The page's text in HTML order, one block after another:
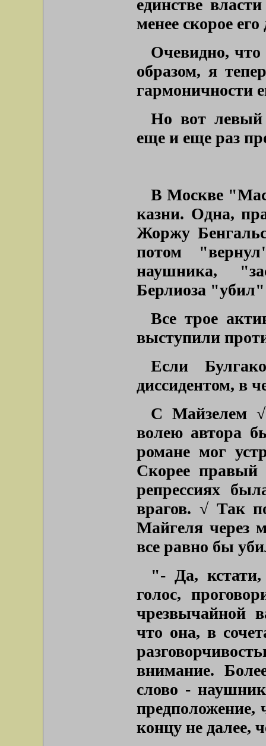
единстве
менее скорое
Очевидно,
образом, я
гармоничности
Но вот левый
еще и еще раз
В Москве
казни. Одна,
Жоржу
потом
наушника,
Берлиоза
Все трое
выступили
Если
диссидентом, в
С Майзелем
волею автора
романе мог
Скорее правый
репрессиях
врагов. √ Так
Майгеля через
все равно бы
"- Да,
голос,
чрезвычайной
что она, в
внимание.
слово -
предположение,
концу не далее,